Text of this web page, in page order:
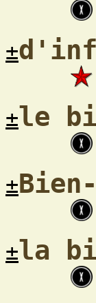
±
±le
±
±la